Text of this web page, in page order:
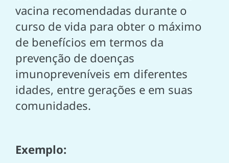
vacina recomendadas durante o
curso de vida para obter o máximo
de benefícios em termos da
prevenção de doenças
imunopreveníveis em diferentes
idades, entre gerações e em suas
comunidades.
Exemplo: